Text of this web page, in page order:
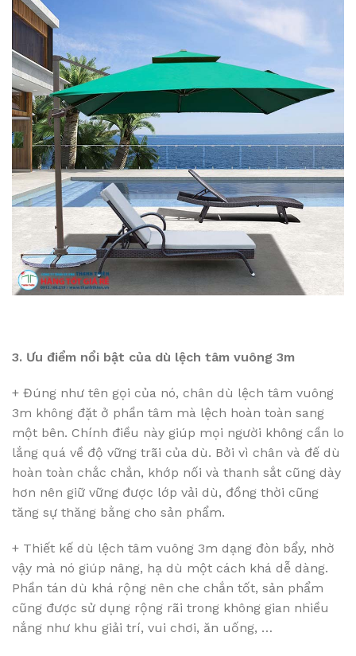
3. Ưu điểm nổi bật của dù lệch tâm vuông 3m
+ Đúng như tên gọi của nó, chân dù lệch tâm vuông
3m không đặt ở phần tâm mà lệch hoàn toàn sang
một bên. Chính điều này giúp mọi người không cần lo
lắng quá về độ vững trãi của dù. Bởi vì chân và đế dù
hoàn toàn chắc chắn, khớp nối và thanh sắt cũng dày
hơn nên giữ vững được lớp vải dù, đồng thời cũng
tăng sự thăng bằng cho sản phẩm.
+ Thiết kế dù lệch tâm vuông 3m dạng đòn bẩy, nhờ
vậy mà nó giúp nâng, hạ dù một cách khá dễ dàng.
Phần tán dù khá rộng nên che chắn tốt, sản phẩm
cũng được sử dụng rộng rãi trong không gian nhiều
nắng như khu giải trí, vui chơi, ăn uống, …